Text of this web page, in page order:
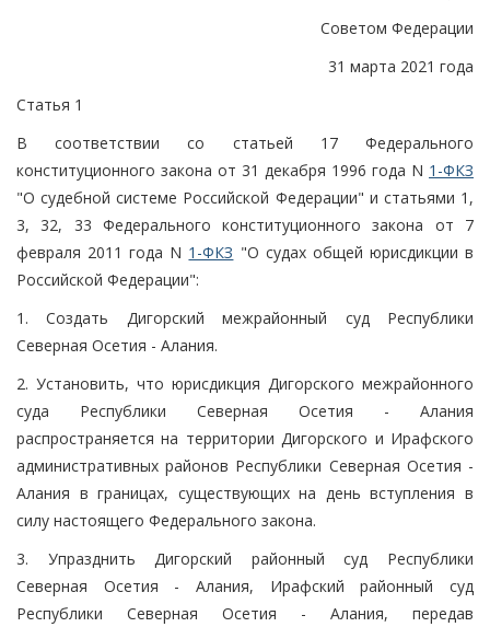
Советом Федерации
31 марта 2021 года
Статья 1
В соответствии со статьей 17 Федерального
конституционного закона от 31 декабря 1996 года N 1-ФКЗ
"О судебной системе Российской Федерации" и статьями 1,
3, 32, 33 Федерального конституционного закона от 7
февраля 2011 года N 1-ФКЗ "О судах общей юрисдикции в
Российской Федерации":
1. Создать Дигорский межрайонный суд Республики
Северная Осетия - Алания.
2. Установить, что юрисдикция Дигорского межрайонного
суда Республики Северная Осетия - Алания
распространяется на территории Дигорского и Ирафского
административных районов Республики Северная Осетия -
Алания в границах, существующих на день вступления в
силу настоящего Федерального закона.
3. Упразднить Дигорский районный суд Республики
Северная Осетия - Алания, Ирафский районный суд
Республики Северная Осетия - Алания, передав